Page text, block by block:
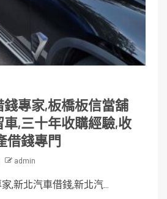
專家,板橋板信當舖
,三十年收購經驗,收
借錢專門
admin
,新北汽車借錢,新北汽...